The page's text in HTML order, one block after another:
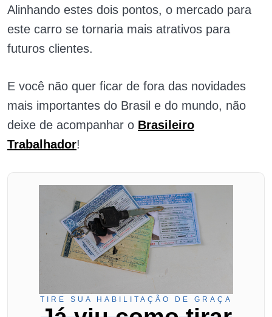
Alinhando estes dois pontos, o mercado para
este carro se tornaria mais atrativos para
futuros clientes.
E você não quer ficar de fora das novidades
mais importantes do Brasil e do mundo, não
deixe de acompanhar o Brasileiro
Trabalhador!
TIRE SUA HABILITAÇÃO DE GRAÇA